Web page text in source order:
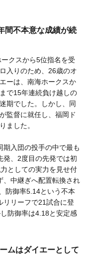
間不本意な成績が続
クスから5位指名を受
入りのため、26歳のオ
ーは、南海ホークスか
で15年連続負け越しの
期でした。しかし、同
監督に就任し、福岡ド
ました。
入団の投手の中で最も
発、2度目の先発では初
としての実力を見せ付
、中継ぎへ配置転換され
防御率5.14という不本
リリーフで21試合に登
防御率は4.18と安定感
ムはダイエーとして